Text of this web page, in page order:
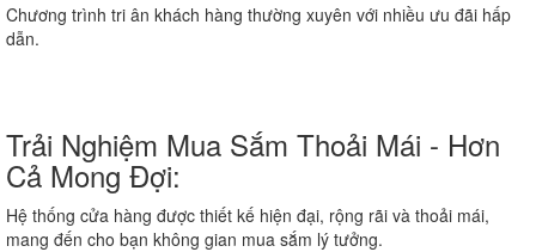
Chương trình tri ân khách hàng thường xuyên với nhiều ưu đãi hấp
dẫn.
Trải Nghiệm Mua Sắm Thoải Mái - Hơn
Cả Mong Đợi:
Hệ thống cửa hàng được thiết kế hiện đại, rộng rãi và thoải mái,
mang đến cho bạn không gian mua sắm lý tưởng.